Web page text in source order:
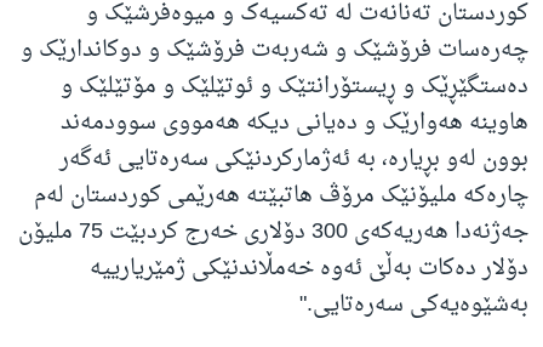
کوردستان ته‌نانه‌ت له‌ ته‌کسیه‌ک و میوه‌فرشێک و
چه‌ره‌سات فرۆشێک و شه‌ربه‌ت فرۆشێک و دوکاندارێک و
ده‌ستگێڕێک و ڕیستۆرانتێک و ئوتێلێک و مۆتێلێک و
هاوینه‌ هه‌وارێک و ده‌یانی دیکه‌ هه‌مووی سوودمه‌ند
بوون له‌و بڕیاره‌، به‌ ئه‌ژمارکردنێکی سه‌ره‌تایی ئه‌گه‌ر
چاره‌که‌ ملیۆنێک مرۆڤ هاتبێته‌ هه‌رێمی کوردستان له‌م
جه‌ژنه‌دا هه‌ریه‌که‌ی 300 دۆلاری خه‌رج کردبێت 75 ملیۆن
دۆلار ده‌کات به‌ڵێ ئه‌وه‌ خه‌مڵاندنێکی ژمێریارییه‌
به‌شێوه‌یه‌کی سه‌ره‌تایی."